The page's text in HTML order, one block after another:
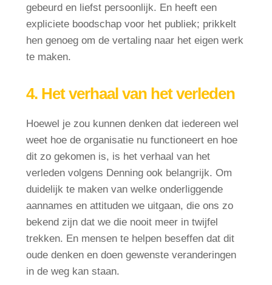
gebeurd en liefst persoonlijk. En heeft een
expliciete boodschap voor het publiek; prikkelt
hen genoeg om de vertaling naar het eigen werk
te maken.
4. Het verhaal van het verleden
Hoewel je zou kunnen denken dat iedereen wel
weet hoe de organisatie nu functioneert en hoe
dit zo gekomen is, is het verhaal van het
verleden volgens Denning ook belangrijk. Om
duidelijk te maken van welke onderliggende
aannames en attituden we uitgaan, die ons zo
bekend zijn dat we die nooit meer in twijfel
trekken. En mensen te helpen beseffen dat dit
oude denken en doen gewenste veranderingen
in de weg kan staan.